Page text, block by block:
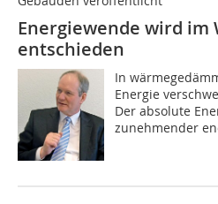
Energiewende wird im
entschieden
In
Energie
Der absolute
zunehmender